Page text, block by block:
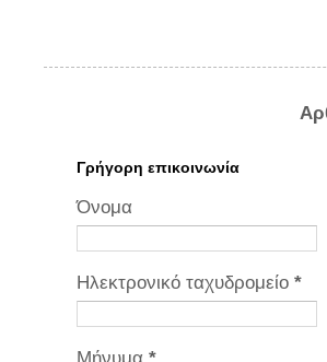
Γρήγορη επικοινωνία
Όνομα
Ηλεκτρονικό ταχυδρομείο *